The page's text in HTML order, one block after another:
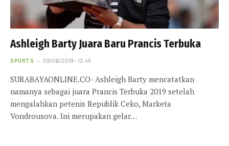
Ashleigh Barty Juara Baru Prancis Terbuka
SPORTS 09/06/2019 - 13:45
SURABAYAONLINE.CO- Ashleigh Barty mencatatkan
namanya sebagai juara Prancis Terbuka 2019 setelah
mengalahkan petenis Republik Ceko, Marketa
Vondrousova. Ini merupakan gelar…